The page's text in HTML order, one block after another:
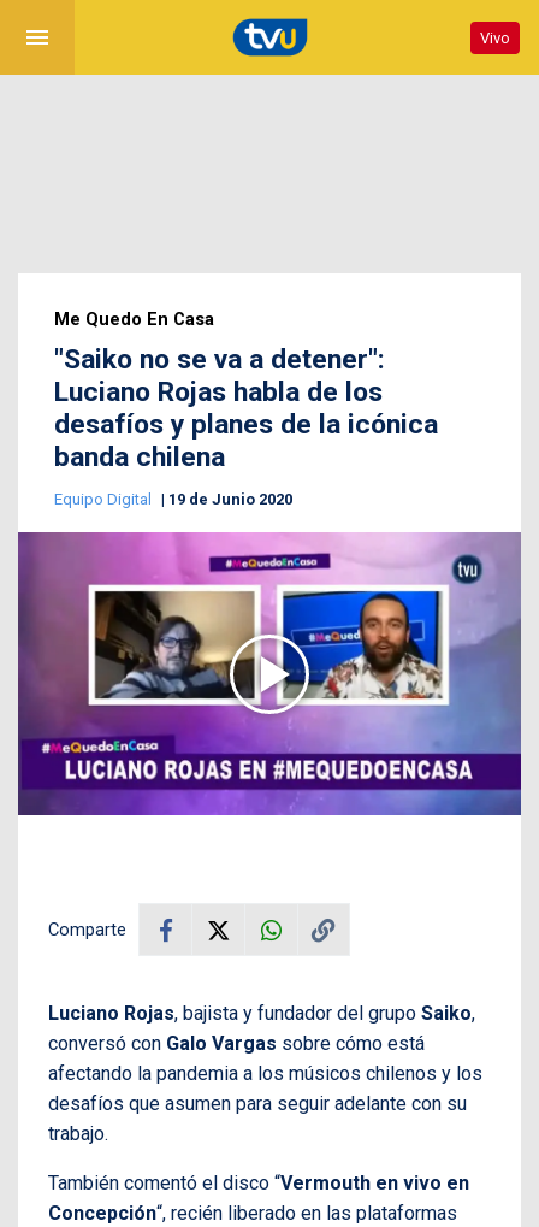
menu Vivo
Me Quedo En Casa
"Saiko no se va a detener":
Luciano Rojas habla de los
desafíos y planes de la icónica
banda chilena
Equipo Digital 19 de Junio 2020
Comparte
Luciano Rojas, bajista y fundador del grupo Saiko,
conversó con Galo Vargas sobre cómo está
afectando la pandemia a los músicos chilenos y los
desafíos que asumen para seguir adelante con su
trabajo.
También comentó el disco “Vermouth en vivo en
Concepción“, recién liberado en las plataformas